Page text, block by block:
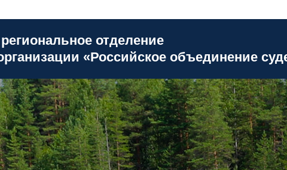
отделение
«Российское объединение